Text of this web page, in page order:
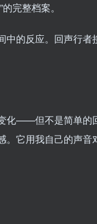
完整档案。
的反应。回声行者
化——但不是简单的
它用我自己的声音